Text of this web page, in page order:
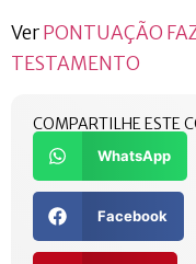
VerPONTUAÇÃO
TESTAMENTO
COMPARTILHE ESTE
WhatsApp
Facebook